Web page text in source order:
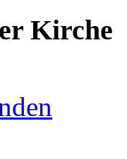
Kirche